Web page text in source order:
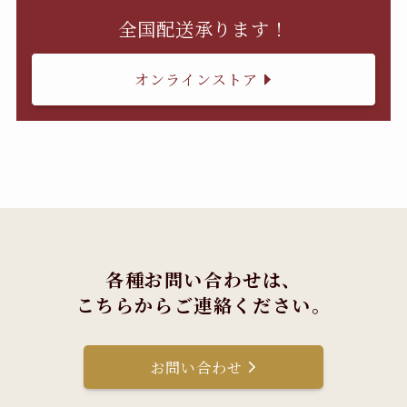
全国配送承ります！
オンラインストア
各種お問い合わせは、
こちらからご連絡ください。
お問い合わせ